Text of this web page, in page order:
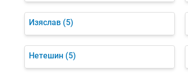
Изяслав (5)
Нетешин (5)